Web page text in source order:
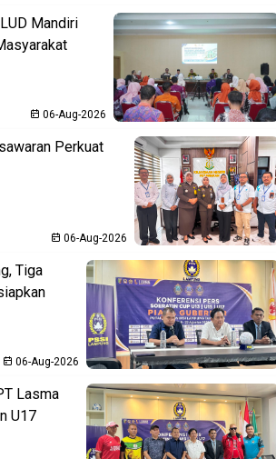
Mandiri
06-Aug-2026
Perkuat
06-Aug-2026
Tiga
06-Aug-2026
Lasma
U17